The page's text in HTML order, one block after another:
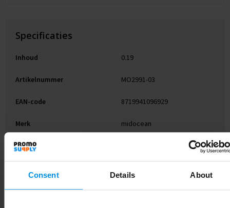
Consent Details About
Specificaties
Inhoud 0.19
Artikelnummer MO2991-03
EAN-code 8719941096929
Merk midocean
Gewicht
Kleur Zwart